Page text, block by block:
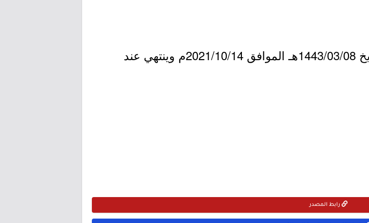
- التقديم مُتاح الآن بدأ اليوم الخميس بتاريخ 1443/03/08هـ الموافق 2021/10/14م وينتهي عند
رابط المصدر